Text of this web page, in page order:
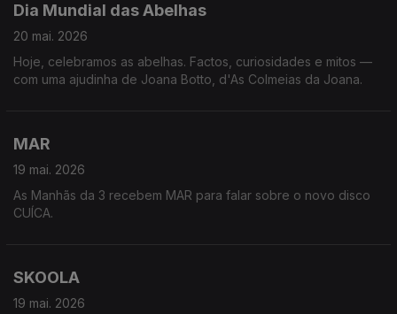
Dia Mundial das Abelhas
20 mai. 2026
Hoje, celebramos as abelhas. Factos, curiosidades e mitos —
com uma ajudinha de Joana Botto, d'As Colmeias da Joana.
MAR
19 mai. 2026
As Manhãs da 3 recebem MAR para falar sobre o novo disco
CUÍCA.
SKOOLA
19 mai. 2026